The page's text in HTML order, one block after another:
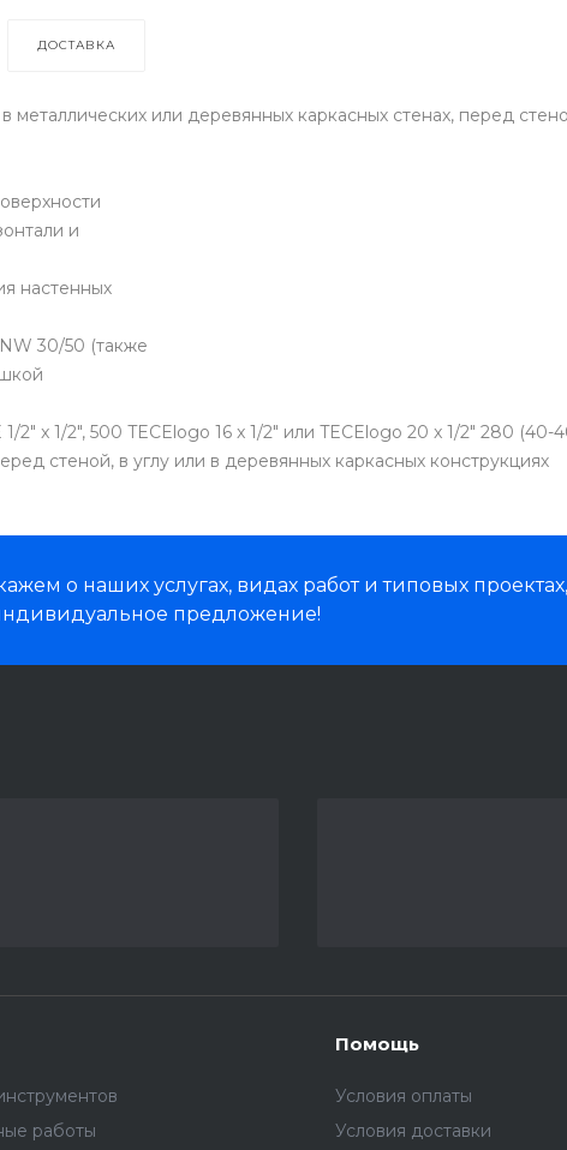
ДОСТАВКА
или деревянных каркасных стенах, перед
и
настенных
30/50 (также
2" x 1/2", 500 TECElogo 16 x 1/2" или TECElogo 20 x 1/2" 280
стеной, в углу или в деревянных каркасных конструкциях
о наших услугах, видах работ и типовых
предложение!
работы
Помощь
Условия оплаты
Условия доставки